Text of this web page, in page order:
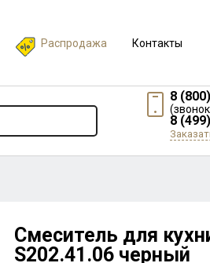
Распродажа Контакты
8
8
Смеситель для
S202.41.06 черный